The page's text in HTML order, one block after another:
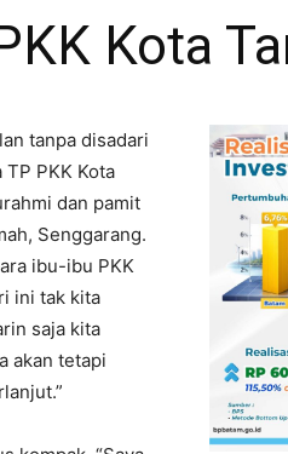
Kota
tanpa disadari
PKK Kota
dan pamit
Senggarang.
ibu-ibu PKK
ini tak kita
saja kita
akan tetapi